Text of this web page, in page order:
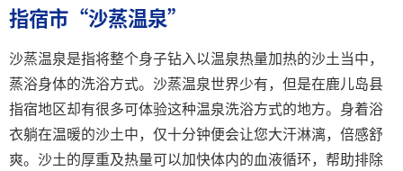
指宿市“沙蒸温泉”
沙蒸温泉是指将整个身子钻入以温泉热量加热的沙土当中，
蒸浴身体的洗浴方式。沙蒸温泉世界少有，但是在鹿儿岛县
指宿地区却有很多可体验这种温泉洗浴方式的地方。身着浴
衣躺在温暖的沙土中，仅十分钟便会让您大汗淋漓，倍感舒
爽。沙土的厚重及热量可以加快体内的血液循环，帮助排除